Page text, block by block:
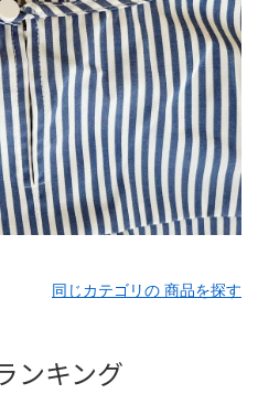
同じカテゴリの 商品を探す
ンキング